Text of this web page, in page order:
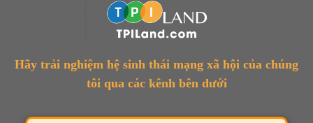
Hãy trải nghiệm hệ sinh thái mạng xã hội của chúng
tôi qua các kênh bên dưới